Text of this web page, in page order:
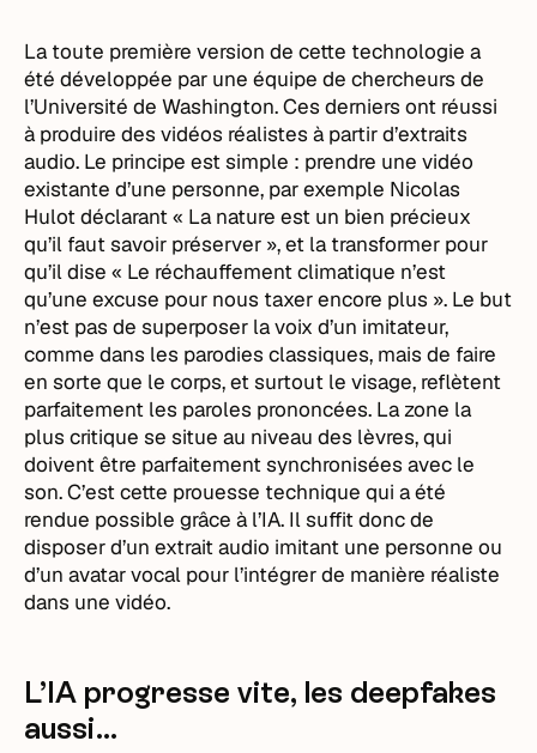
La toute première version de cette technologie a
été développée par une équipe de chercheurs de
l’Université de Washington. Ces derniers ont réussi
à produire des vidéos réalistes à partir d’extraits
audio. Le principe est simple : prendre une vidéo
existante d’une personne, par exemple Nicolas
Hulot déclarant « La nature est un bien précieux
qu’il faut savoir préserver », et la transformer pour
qu’il dise « Le réchauffement climatique n’est
qu’une excuse pour nous taxer encore plus ». Le but
n’est pas de superposer la voix d’un imitateur,
comme dans les parodies classiques, mais de faire
en sorte que le corps, et surtout le visage, reflètent
parfaitement les paroles prononcées. La zone la
plus critique se situe au niveau des lèvres, qui
doivent être parfaitement synchronisées avec le
son. C’est cette prouesse technique qui a été
rendue possible grâce à l’IA. Il suffit donc de
disposer d’un extrait audio imitant une personne ou
d’un avatar vocal pour l’intégrer de manière réaliste
dans une vidéo.
L’IA progresse vite, les deepfakes
aussi…